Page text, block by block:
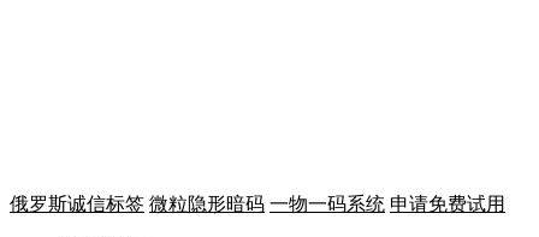
俄罗斯诚信标签 微粒隐形暗码 一物一码系统 申请免费试用